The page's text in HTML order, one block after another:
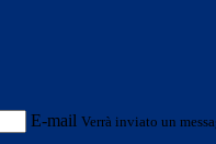
E-mail Verrà inviato un